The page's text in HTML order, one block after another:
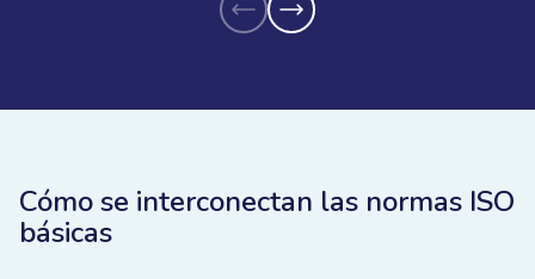
Cómo se interconectan las normas ISO
básicas